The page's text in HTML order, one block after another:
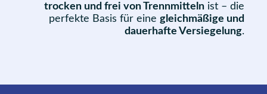
trocken und frei von Trennmitteln ist – die
perfekte Basis für eine gleichmäßige und
dauerhafte Versiegelung.